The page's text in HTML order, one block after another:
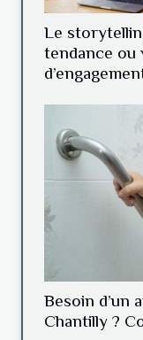
Le
tendance ou
Besoin d’un
Chantilly ?